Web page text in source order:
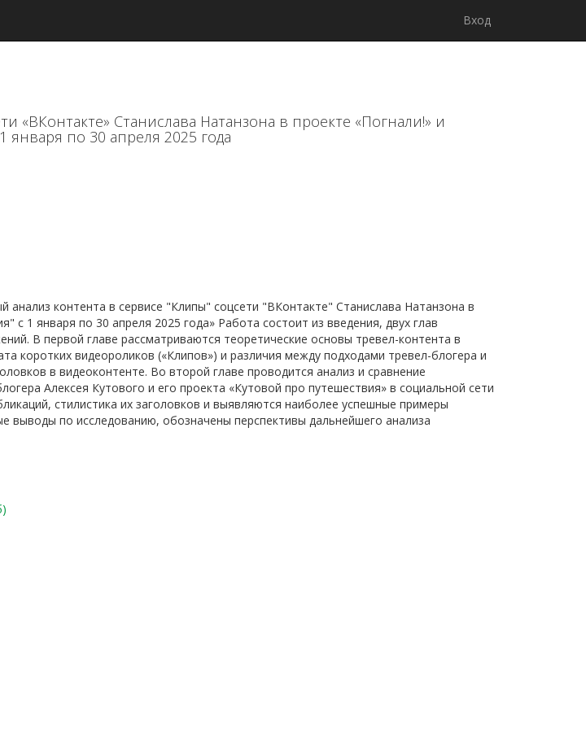
Вход
«ВКонтакте» Станислава Натанзона в проекте «Погнали!» и
января по 30 апреля 2025 года
контента в сервисе "Клипы" соцсети "ВКонтакте" Станислава Натанзона в
1 января по 30 апреля 2025 года» Работа состоит из введения, двух глав
В первой главе рассматриваются теоретические основы тревел-контента в
коротких видеороликов («Клипов») и различия между подходами тревел-блогера и
в видеоконтенте. Во второй главе проводится анализ и сравнение
Алексея Кутового и его проекта «Кутовой про путешествия» в социальной сети
стилистика их заголовков и выявляются наиболее успешные примеры
по исследованию, обозначены перспективы дальнейшего анализа